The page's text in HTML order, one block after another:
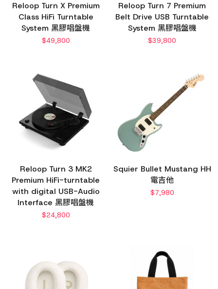
Reloop Turn X Premium
Class HiFi Turntable
System 黑膠唱盤機
$49,800
Reloop Turn 7 Premium
Belt Drive USB Turntable
System 黑膠唱盤機
$39,800
Reloop Turn 3 MK2
Premium HiFi-turntable
with digital USB-Audio
Interface 黑膠唱盤機
$24,800
Squier Bullet Mustang HH
電吉他
$7,980